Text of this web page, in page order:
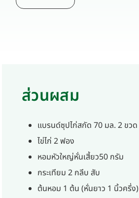
ส่วนผสม
แบรนด์ซุปไก่สกัด 70 มล. 2 ขวด
ไข่ไก่ 2 ฟอง
หอมหัวใหญ่หั่นเสี้ยว50 กรัม
กระเทียม 2 กลีบ สับ
ต้นหอม 1 ต้น (หั่นยาว 1 นิ้วครึ่ง)